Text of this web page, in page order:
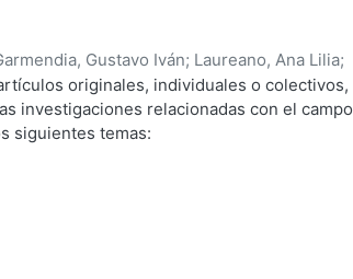
Gustavo Iván; Laureano, Ana Lilia;
;Ramírez, Javier; Verduga, Denis Omar;
Ferruzca-Navarro, Marco Vinicio;Andrade,
María Yazmin;
originales, individuales o colectivos,
investigaciones relacionadas con el campo
siguientes temas: